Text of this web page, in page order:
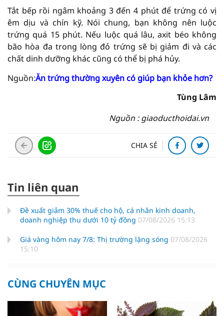
Tắt bếp rồi ngâm khoảng 3 đến 4 phút để trứng có vị
êm dịu và chín kỹ. Nói chung, bạn không nên luộc
trứng quá 15 phút. Nếu luộc quá lâu, axit béo không
bão hòa đa trong lòng đỏ trứng sẽ bị giảm đi và các
chất dinh dưỡng khác cũng có thể bị phá hủy.
Nguồn:Ăn trứng thường xuyên có giúp bạn khỏe hơn?
Tùng Lâm
Nguồn : giaoducthoidai.vn
CHIA SẺ
Tin liên quan
Đề xuất giảm 30% thuế cho hộ, cá nhân kinh doanh,
doanh nghiệp thu dưới 10 tỷ đồng 07/08/2026 15:13
Giá vàng hôm nay 7/8: Thị trường lặng sóng 07/08/2026
15:10
CÙNG CHUYÊN MỤC